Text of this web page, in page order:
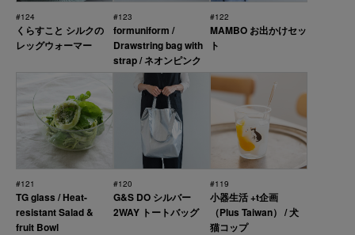
#124
くらすこと シルクの
レッグウォーマー
#123
formuniform /
Drawstring bag with
strap / ネオンピンク
#122
MAMBO お出かけセッ
ト
#121
TG glass / Heat-
resistant Salad &
fruit Bowl
#120
G&S DO シルバー
2WAY トートバッグ
#119
小器生活 +t企画
（Plus Taiwan） / 犬
猫コップ